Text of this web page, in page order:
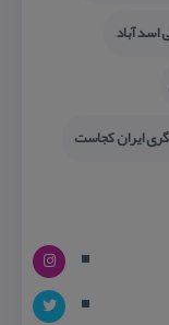
اسد آباد
ایران كجاست